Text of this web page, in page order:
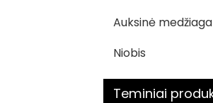
Auksinė medžiaga
Niobis
Teminiai